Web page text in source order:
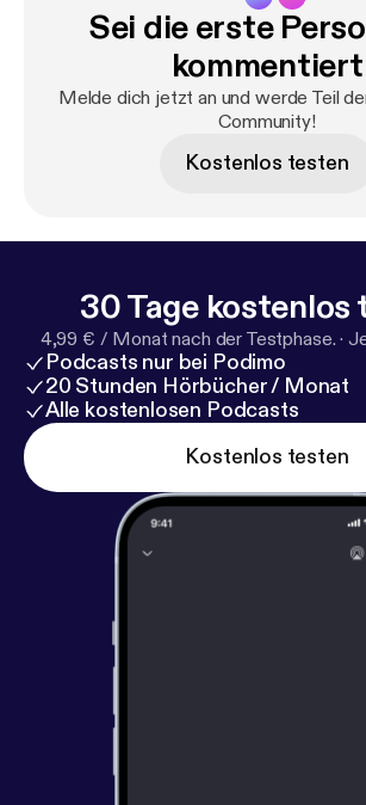
Sei die erste
kommentiert
Melde dich jetzt an und werde Teil
Community!
Kostenlos testen
30 Tage kostenlos
4,99 € / Monat nach der Testphase. ·
Podcasts nur bei Podimo
20 Stunden Hörbücher / Monat
Alle kostenlosen Podcasts
Kostenlos testen